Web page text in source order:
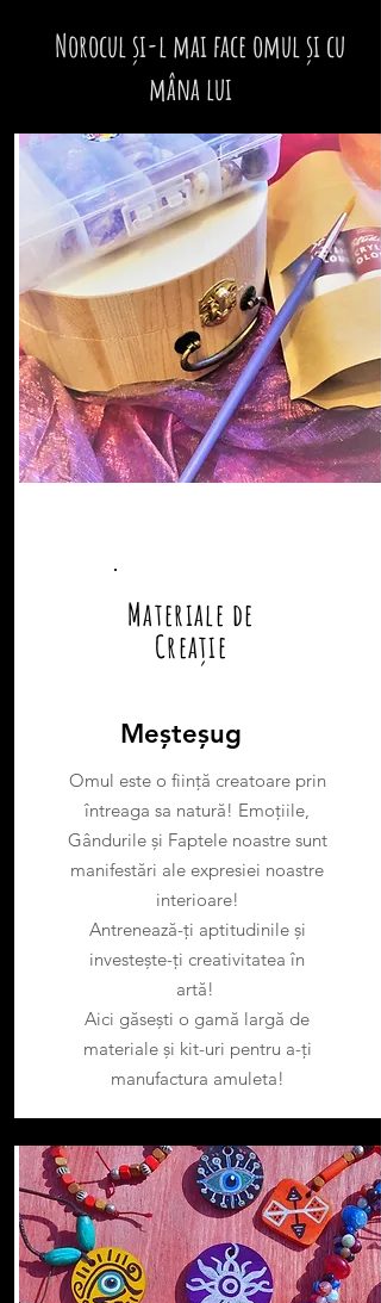
Norocul și-l mai face omul și cu
mâna lui
Materiale de
Creație
Meșteșug
Omul este o ființă creatoare prin
întreaga sa natură! Emoțiile,
Gândurile și Faptele noastre sunt
manifestări ale expresiei noastre
interioare!
Antrenează-ți aptitudinile și
investește-ți creativitatea în
artă!
Aici găsești o gamă largă de
materiale și kit-uri pentru a-ți
manufactura amuleta!